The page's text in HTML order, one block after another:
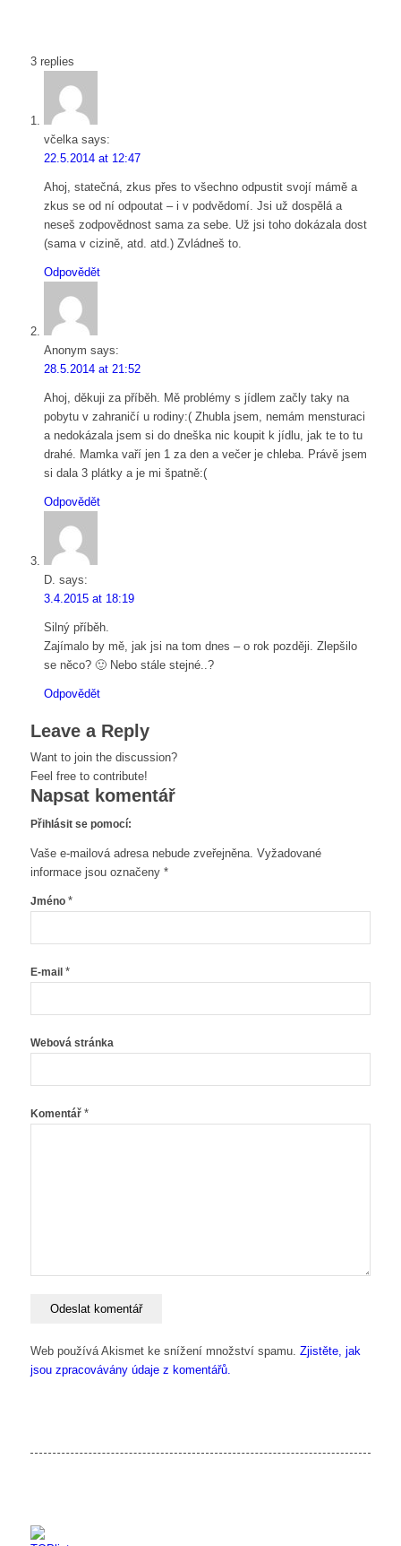
3 replies
včelka says:
22.5.2014 at 12:47
Ahoj, statečná, zkus přes to všechno odpustit svojí mámě a
zkus se od ní odpoutat – i v podvědomí. Jsi už dospělá a
neseš zodpovědnost sama za sebe. Už jsi toho dokázala dost
(sama v cizině, atd. atd.) Zvládneš to.
Odpovědět
Anonym says:
28.5.2014 at 21:52
Ahoj, děkuji za příběh. Mě problémy s jídlem začly taky na
pobytu v zahraničí u rodiny:( Zhubla jsem, nemám mensturaci
a nedokázala jsem si do dneška nic koupit k jídlu, jak te to tu
drahé. Mamka vaří jen 1 za den a večer je chleba. Právě jsem
si dala 3 plátky a je mi špatně:(
Odpovědět
D. says:
3.4.2015 at 18:19
Silný příběh.
Zajímalo by mě, jak jsi na tom dnes – o rok později. Zlepšilo
se něco? 🙂 Nebo stále stejné..?
Odpovědět
Leave a Reply
Want to join the discussion?
Feel free to contribute!
Napsat komentář
Přihlásit se pomocí:
Vaše e-mailová adresa nebude zveřejněna. Vyžadované
informace jsou označeny *
Jméno *
E-mail *
Webová stránka
Komentář *
Web používá Akismet ke snížení množství spamu. Zjistěte, jak
jsou zpracovávány údaje z komentářů.